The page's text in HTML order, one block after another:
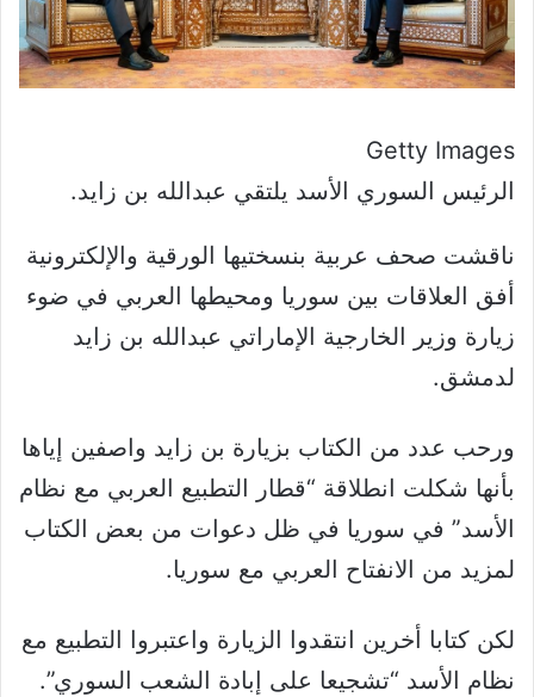
Getty Images
الرئيس السوري الأسد يلتقي عبدالله بن زايد.
ناقشت صحف عربية بنسختيها الورقية والإلكترونية
أفق العلاقات بين سوريا ومحيطها العربي في ضوء
زيارة وزير الخارجية الإماراتي عبدالله بن زايد
لدمشق.
ورحب عدد من الكتاب بزيارة بن زايد واصفين إياها
بأنها شكلت انطلاقة “قطار التطبيع العربي مع نظام
الأسد” في سوريا في ظل دعوات من بعض الكتاب
لمزيد من الانفتاح العربي مع سوريا.
لكن كتابا أخرين انتقدوا الزيارة واعتبروا التطبيع مع
نظام الأسد “تشجيعا على إبادة الشعب السوري”.